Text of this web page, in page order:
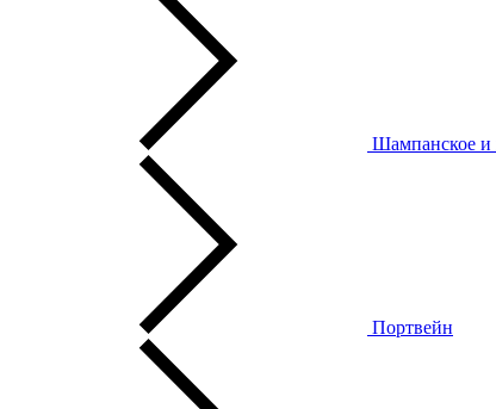
Шампанское и
Портвейн